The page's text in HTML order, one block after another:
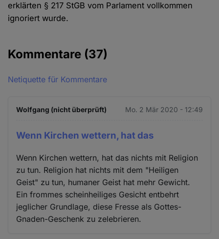
erklärten § 217 StGB vom Parlament vollkommen
ignoriert wurde.
Kommentare (37)
Netiquette für Kommentare
Wolfgang (nicht überprüft) Mo. 2 Mär 2020 - 12:49
Wenn Kirchen wettern, hat das
Wenn Kirchen wettern, hat das nichts mit Religion
zu tun. Religion hat nichts mit dem "Heiligen
Geist" zu tun, humaner Geist hat mehr Gewicht.
Ein frommes scheinheiliges Gesicht entbehrt
jeglicher Grundlage, diese Fresse als Gottes-
Gnaden-Geschenk zu zelebrieren.